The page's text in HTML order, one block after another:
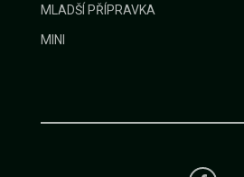
MLADŠÍ PŘÍPRAVKA
MINI